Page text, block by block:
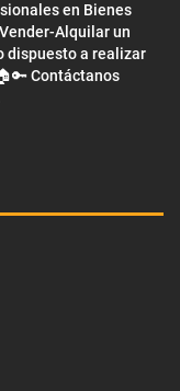
en Bienes
Alquilar un
dispuesto a realizar
Contáctanos